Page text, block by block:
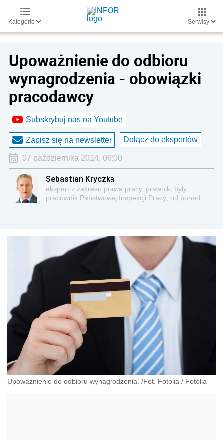
Kategorie Serwisy
Upoważnienie do odbioru
wynagrodzenia - obowiązki
pracodawcy
Subskrybuj nas na Youtube
Zapisz się na newsletter Dołącz do ekspertów
07 października 2014, 06:00
Sebastian Kryczka
ekspert z zakresu prawa pracy, prawnik, były
pracownik Państwowej Inspekcji Pracy; od ponad
pracy, bezpieczeństwa i higieny pracy oraz ochrony
danych osobowych
Upoważnienie do odbioru wynagrodzenia. /Fot. Fotolia / Fotolia